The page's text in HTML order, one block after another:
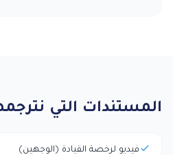
المستندات التي
فيديو لرخصة القيادة (الوجهين)